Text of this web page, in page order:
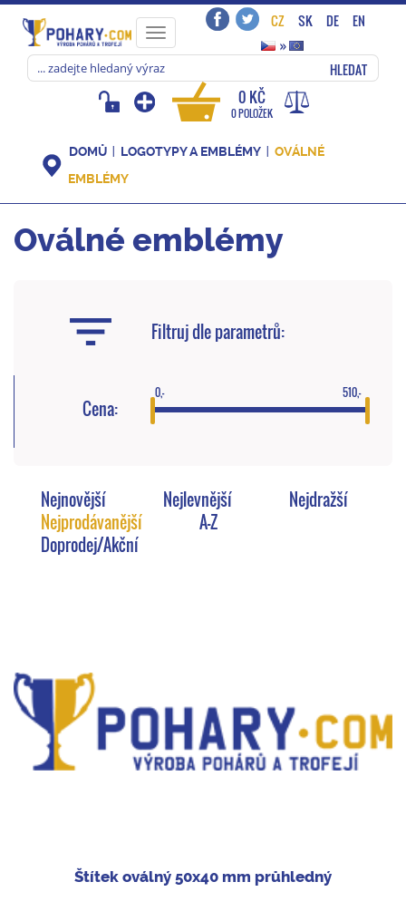
Toggle
navigation
CZ SK DE
EN
»
HLEDAT
0 KČ
0 POLOŽEK
DOMŮ LOGOTYPY A EMBLÉMY
OVÁLNÉ
EMBLÉMY
Oválné emblémy
Filtruj dle parametrů:
Cena:
0,- 510,-
Nejnovější Nejlevnější
Nejdražší
Nejprodávanější
A-Z
Doprodej/Akční
Štítek oválný 50x40 mm průhledný